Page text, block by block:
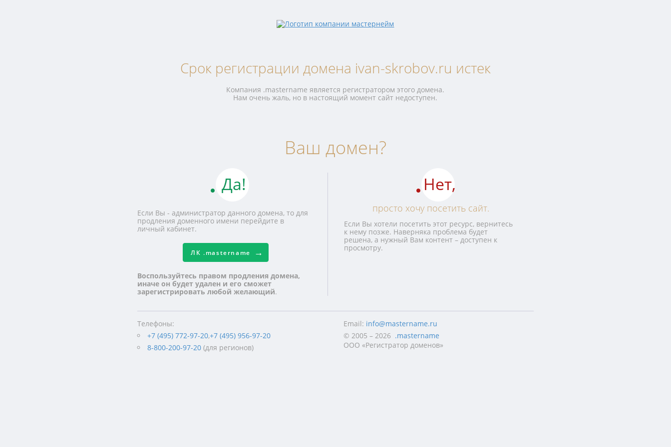
Срок регистрации домена ivan-skrobov.ru истек
Компания .mastername является регистратором этого домена.
Нам очень жаль, но в настоящий момент сайт недоступен.
Ваш домен?
Да!
Если Вы - администратор данного домена, то для
продления доменного имени перейдите в
личный кабинет.
ЛК .mastername
Воспользуйтесь правом продления домена,
иначе он будет удален и его сможет
зарегистрировать любой желающий.
Нет,
просто хочу посетить сайт.
Если Вы хотели посетить этот ресурс, вернитесь
к нему позже. Наверняка проблема будет
решена, а нужный Вам контент – доступен к
просмотру.
Телефоны:
+7 (495) 772-97-20,+7 (495) 956-97-20
8-800-200-97-20 (для регионов)
Email: info@mastername.ru
© 2005 – 2026 .mastername
ООО «Регистратор доменов»